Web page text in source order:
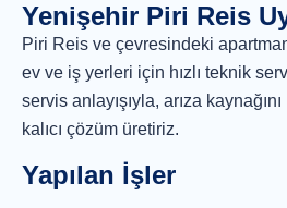
Yenişehir Piri Reis
Piri Reis ve çevresindeki
ev ve iş yerleri için hızlı teknik
servis anlayışıyla, arıza
kalıcı çözüm üretiriz.
Yapılan İşler